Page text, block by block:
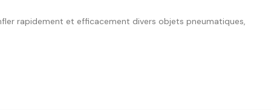
rapidement et efficacement divers objets pneumatiques,